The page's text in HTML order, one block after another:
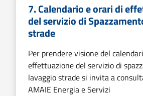
7. Calendario e orari di
del servizio di
strade
Per prendere visione del
effettuazione del servizio di
lavaggio strade si invita a
AMAIE Energia e Servizi